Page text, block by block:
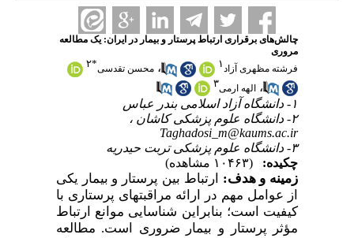
چالش‌های برقراری ارتباط پرستار و بیمار در ایران: یک مطالعه
مروری
فرشته مظهری آزاد۱ ، محسن تقدسی*۲
، الهه ارمی۳
۱- دانشگاه آزاد اسلامی بندر عباس
۲- دانشگاه علوم پزشکی کاشان ،
Taghadosi_m@kaums.ac.ir
۳- دانشگاه علوم پزشکی تربت حیدریه
چکیده:
(۱۰۴۶۳ مشاهده)
زمینه و هدف: ارتباط بین پرستار و بیمار یکی
از عوامل مهم در ارائه مراقبتهای پرستاری با
کیفیت است؛ بنابراین شناسایی موانع ارتباط
مؤثر پرستار و بیمار ضروری است. مطالعه